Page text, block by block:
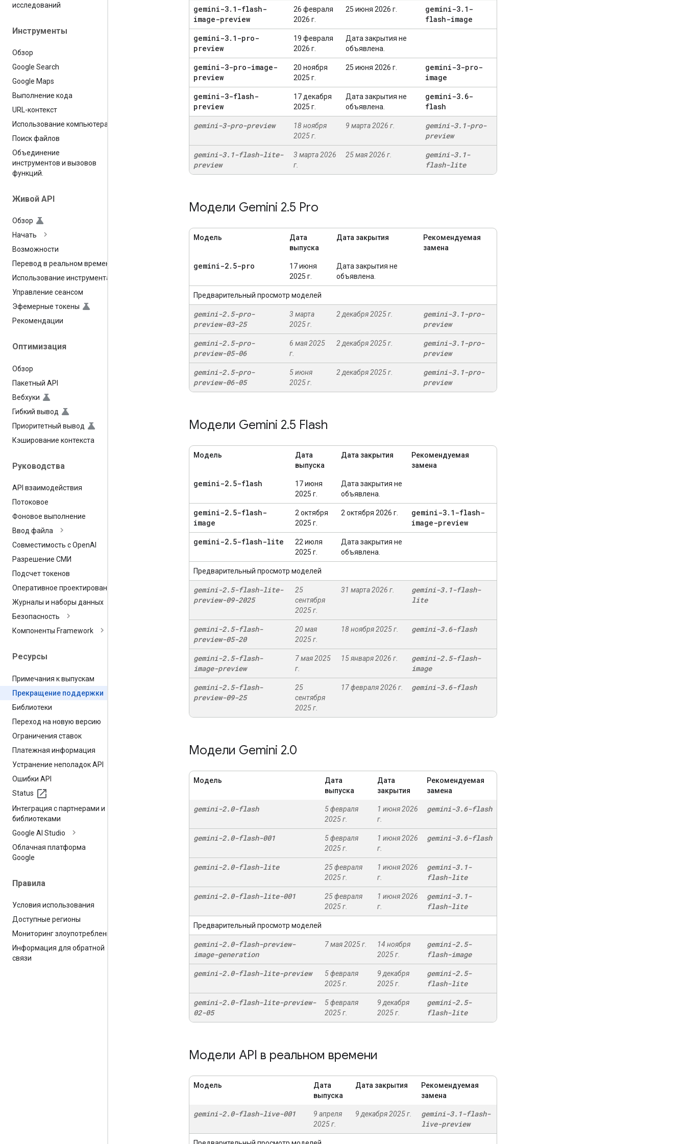
исследований
Инструменты
Обзор
Google Search
Google Maps
Выполнение кода
URL-контекст
Использование компьютера
Поиск файлов
Объединение
инструментов и вызовов
функций
Живой API
Обзор
Начать
Возможности
Перевод в реальном времени
Использование инструмента
Управление сеансом
Эфемерные токены
Рекомендации
Оптимизация
Обзор
Пакетный API
Вебхуки
Гибкий вывод
Приоритетный вывод
Кэширование контекста
Руководства
API взаимодействия
Потоковое
Фоновое выполнение
Ввод файла
Совместимость с OpenAI
Разрешение СМИ
Подсчет токенов
Оперативное проектирование
Журналы и наборы данных
Безопасность
Компоненты Framework
Ресурсы
Примечания к выпускам
Прекращение поддержки
Библиотеки
Переход на новую версию
Ограничения ставок
Платежная информация
Устранение неполадок API
Ошибки API
Status
Интеграция с партнерами и
библиотеками
Google AI Studio
Облачная платформа
Google
Правила
Условия использования
Доступные регионы
Мониторинг злоупотреблений
Информация для обратной
связи
gemini-3. 1-flash-
image-preview
26 февраля
2026 г.
25 июня 2026 г. gemini-3. 1-
flash-image
gemini-3. 1-pro-
preview
19 февраля
2026 г.
Дата закрытия не
объявлена.
gemini-3-pro-image-
preview
20 ноября
2025 г.
25 июня 2026 г.
gemini-3-pro-
image
gemini-3-flash-
preview
17 декабря
2025 г.
Дата закрытия не
объявлена.
gemini-3. 6-
flash
gemini-3-pro-preview
18 ноября
2025 г.
9 марта 2026 г. gemini-3. 1-pro-
preview
gemini-3. 1-flash-lite-
preview
3 марта 2026
г.
25 мая 2026 г. gemini-3. 1-
flash-lite
Модели Gemini 2.5 Pro
Модель
Дата
выпуска
Дата закрытия
Рекомендуемая
замена
gemini-2. 5-pro
17 июня
2025 г.
Дата закрытия не
объявлена.
Предварительный просмотр моделей
gemini-2.5-pro-
preview-03-25
3 марта
2025 г.
2 декабря 2025 г. gemini-3. 1-pro-
preview
gemini-2.5-pro-
preview-05-06
6 мая 2025
г.
2 декабря 2025 г. gemini-3. 1-pro-
preview
gemini-2.5-pro-
preview-06-05
5 июня
2025 г.
2 декабря 2025 г. gemini-3. 1-pro-
preview
Модели Gemini 2.5 Flash
Модель
Дата
выпуска
Дата закрытия
Рекомендуемая
замена
gemini-2. 5-flash
17 июня
2025 г.
Дата закрытия не
объявлена.
gemini-2. 5-flash-
image
2 октября
2025 г.
2 октября 2026 г. gemini-3. 1-flash-
image-preview
gemini-2. 5-flash-lite
22 июля
2025 г.
Дата закрытия не
объявлена.
Предварительный просмотр моделей
gemini-2.5-flash-lite-
preview-09-2025
25
сентября
2025 г.
31 марта 2026 г. gemini-3. 1-flash-
lite
gemini-2.5-flash-
preview-05-20
20 мая
2025 г.
18 ноября 2025 г. gemini-3.6-flash
gemini-2.5-flash-
image-preview
7 мая 2025
г.
15 января 2026 г. gemini-2.5-flash-
image
gemini-2.5-flash-
preview-09-25
25
сентября
2025 г.
17 февраля 2026 г. gemini-3.6-flash
Модели Gemini 2.0
Модель
Дата
выпуска
Дата
закрытия
Рекомендуемая
замена
gemini-2.0-flash
5 февраля
2025 г.
1 июня 2026
г.
gemini-3.6-flash
gemini-2.0-flash-001
5 февраля
2025 г.
1 июня 2026
г.
gemini-3.6-flash
gemini-2.0-flash-lite
25 февраля
2025 г.
1 июня 2026
г.
gemini-3. 1-
flash-lite
gemini-2.0-flash-lite-001
25 февраля
2025 г.
1 июня 2026
г.
gemini-3. 1-
flash-lite
Предварительный просмотр моделей
gemini-2.0-flash-preview-
image-generation
7 мая 2025 г.
14 ноября
2025 г.
gemini-2.5-
flash-image
gemini-2.0-flash-lite-preview
5 февраля
2025 г.
9 декабря
2025 г.
gemini-2.5-
flash-lite
gemini-2.0-flash-lite-preview-
02-05
5 февраля
2025 г.
9 декабря
2025 г.
gemini-2.5-
flash-lite
Модели API в реальном времени
Модель
Дата
выпуска
Дата закрытия
Рекомендуемая
замена
gemini-2.0-flash-live-001
9 апреля
2025 г.
9 декабря 2025 г. gemini-3. 1-flash-
live-preview